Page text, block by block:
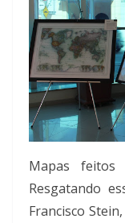
Mapas
Resgatando
Francisco